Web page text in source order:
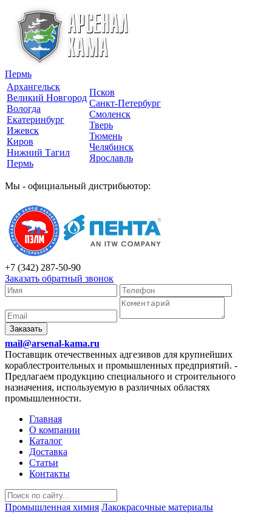
Пермь
Архангельск
Великий Новгород
Вологда
Екатеринбург
Ижевск
Киров
Нижний Тагил
Пермь
Псков
Санкт-Петербург
Смоленск
Тверь
Тюмень
Челябинск
Ярославль
Мы - официальный дистрибьютор:
+7 (342) 287-50-90
Заказать обратный звонок
Заказать
mail@arsenal-kama.ru
Поставщик отечественных адгезивов для крупнейших
кораблестроительных и промышленных предприятий. -
Предлагаем продукцию специального и строительного
назначения, используемую в различных областях
промышленности.
Главная
О компании
Каталог
Доставка
Статьи
Контакты
Промышленная химия Лакокрасочные материалы